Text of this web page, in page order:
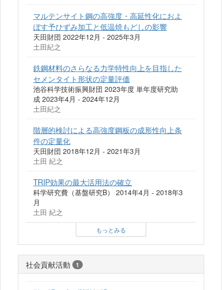
マルテンサイト鋼の高強度・高延性化におよ
ぼす予ひずみ加工と低温焼もどしの影響
天田財団 2022年12月 - 2025年3月
土田紀之
鉄鋼材料のさらなる力学特性向上を目指した
セメンタイト形状の定量評価
池谷科学技術振興財団 2023年度 単年度研究助
成 2023年4月 - 2024年12月
土田紀之
階層的検討による高強度鋼板の成形性向上条
件の定量化
天田財団 2018年12月 - 2021年3月
土田 紀之
TRIP効果の最大活用法の確立
科学研究費（基盤研究B） 2014年4月 - 2018年3
月
土田 紀之
もっとみる
社会貢献活動 1